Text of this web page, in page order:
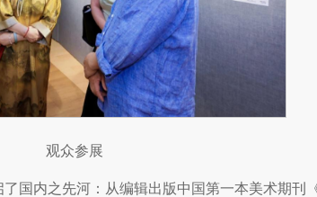
观众参展
国内之先河：从编辑出版中国第一本美术期刊